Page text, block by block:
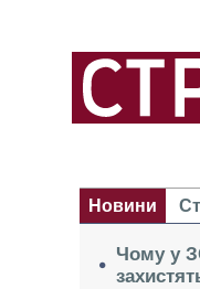
Новини
Чому у